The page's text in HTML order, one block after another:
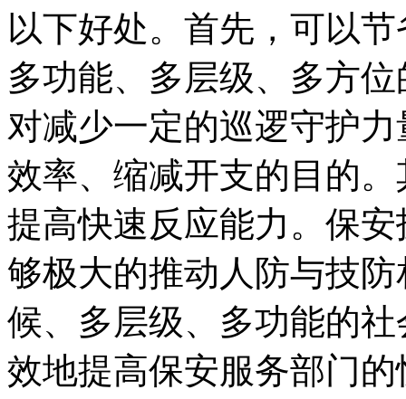
以下好处。首先，可以
多功能、多层级、多方
对减少一定的巡逻守护
效率、缩减开支的目的
提高快速反应能力。保
够极大的推动人防与技
候、多层级、多功能的
效地提高保安服务部门